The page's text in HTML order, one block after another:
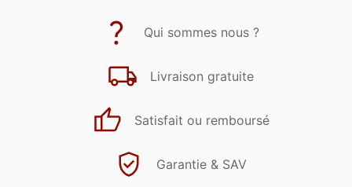
Qui sommes nous ?
Livraison gratuite
Satisfait ou remboursé
Garantie & SAV